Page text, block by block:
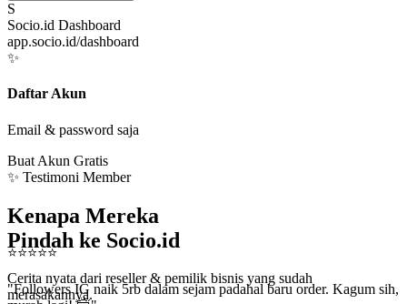
S
Socio.id Dashboard
app.socio.id/dashboard
✨
Daftar Akun
Email & password saja
Buat Akun Gratis
✨ Testimoni Member
Kenapa Mereka
Pindah ke Socio.id
Cerita nyata dari reseller & pemilik bisnis yang sudah
merasakannya.
⭐⭐⭐⭐ ⭐
"Followers IG naik 5rb dalam sejam padahal baru order. Kagum sih,
murah lagi! 🤯"